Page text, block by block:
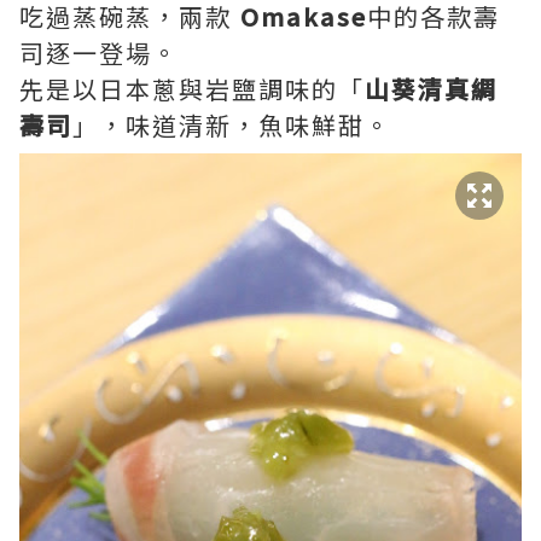
吃過蒸碗蒸，兩款 Omakase中的各款壽
司逐一登場。
先是以日本蔥與岩鹽調味的「山葵清真綢
壽司 」，味道清新，魚味鮮甜。